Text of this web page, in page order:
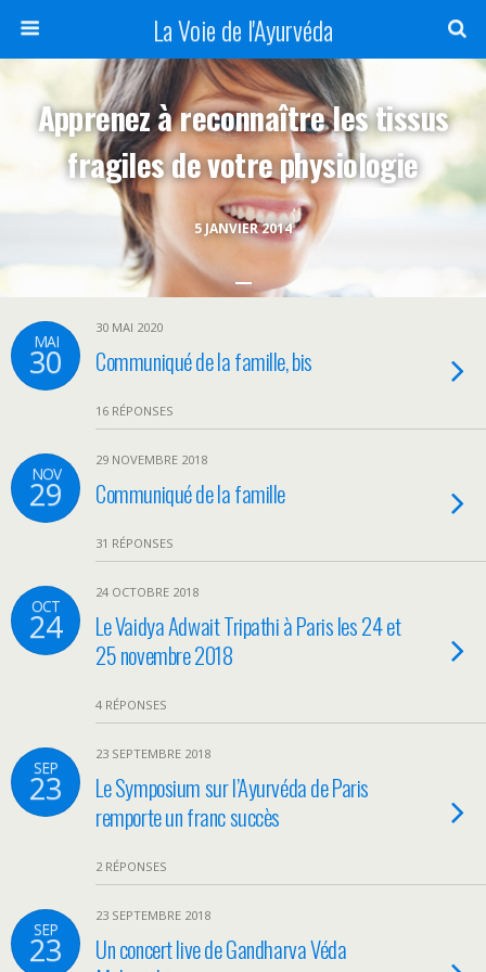
La Voie de l'Ayurvéda
5 JANVIER 2014
Apprenez à reconnaître les tissus
fragiles de votre physiologie
MAI
30
30 MAI 2020
Communiqué de la famille, bis
16 RÉPONSES
NOV
29
29 NOVEMBRE 2018
Communiqué de la famille
31 RÉPONSES
OCT
24
24 OCTOBRE 2018
Le Vaidya Adwait Tripathi à Paris les 24 et
25 novembre 2018
4 RÉPONSES
SEP
23
23 SEPTEMBRE 2018
Le Symposium sur l’Ayurvéda de Paris
remporte un franc succès
2 RÉPONSES
SEP
23
23 SEPTEMBRE 2018
Un concert live de Gandharva Véda